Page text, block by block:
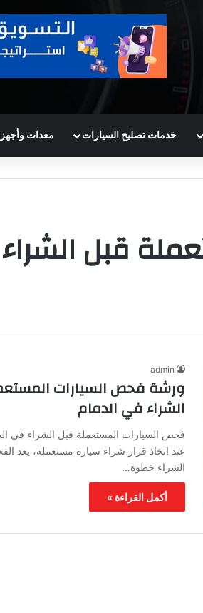
خدمات تصليح السيارات معدات
قبل
admin
ورشة فحص السيارات
الشراء في الدمام
فحص السيارات المستعملة قبل الشراء في
عند اتخاذ قرار شراء سيارة مستعملة، يعد
الشراء خطوة…
أكمل القراءة »